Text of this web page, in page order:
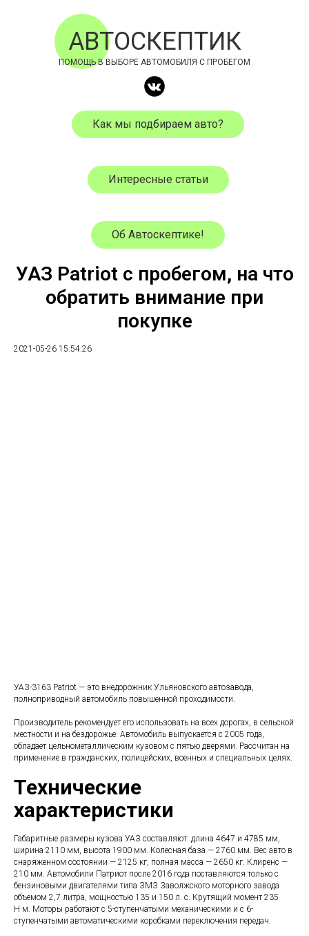
АВТОСКЕПТИК
ПОМОЩЬ В ВЫБОРЕ АВТОМОБИЛЯ С ПРОБЕГОМ
Как мы подбираем авто?
Интересные статьи
Об Автоскептике!
УАЗ Patriot с пробегом, на что
обратить внимание при
покупке
2021-05-26 15:54:26
УАЗ-3163 Patriot — это внедорожник Ульяновского автозавода,
полноприводный автомобиль повышенной проходимости.
Производитель рекомендует его использовать на всех дорогах, в сельской
местности и на бездорожье. Автомобиль выпускается с 2005 года,
обладает цельнометаллическим кузовом с пятью дверями. Рассчитан на
применение в гражданских, полицейских, военных и специальных целях.
Технические
характеристики
Габаритные размеры кузова УАЗ составляют: длина 4647 и 4785 мм,
ширина 2110 мм, высота 1900 мм. Колесная база — 2760 мм. Вес авто в
снаряженном состоянии — 2125 кг, полная масса — 2650 кг. Клиренс —
210 мм. Автомобили Патриот после 2016 года поставляются только с
бензиновыми двигателями типа ЗМЗ Заволжского моторного завода
объемом 2,7 литра, мощностью 135 и 150 л. с. Крутящий момент 235
Н·м. Моторы работают с 5-ступенчатыми механическими и с 6-
ступенчатыми автоматическими коробками переключения передач.